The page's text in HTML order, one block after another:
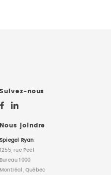
Suivez-nous
Nous joindre
Spiegel Ryan
1255, rue Peel
Bureau 1000
Montréal, Québec